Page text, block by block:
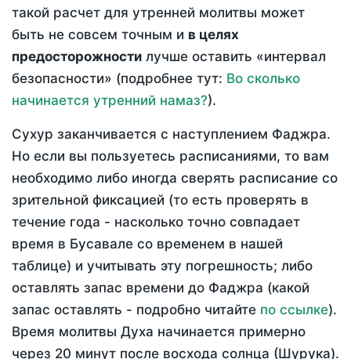
такой расчет для утренней молитвы может
быть не совсем точным и в целях
предосторожности лучше оставить «интервал
безопасности» (подробнее тут: Во сколько
начинается утренний намаз?).
Сухур заканчивается с наступлением Фаджра.
Но если вы пользуетесь расписаниями, то вам
необходимо либо иногда сверять расписание со
зрительной фиксацией (то есть проверять в
течение года - насколько точно совпадает
время в Бусавале со временем в нашей
таблице) и учитывать эту погрешность; либо
оставлять запас времени до Фаджра (какой
запас оставлять - подробно читайте по ссылке).
Время молитвы Духа начинается примерно
через 20 минут после восхода солнца (Шурука).